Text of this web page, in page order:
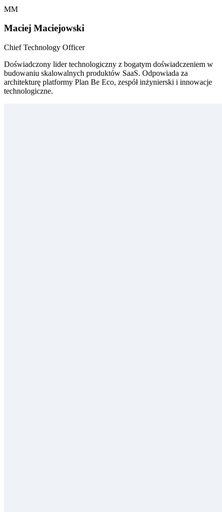
MM
Maciej Maciejowski
Chief Technology Officer
Doświadczony lider technologiczny z bogatym doświadczeniem w
budowaniu skalowalnych produktów SaaS. Odpowiada za
architekturę platformy Plan Be Eco, zespół inżynierski i innowacje
technologiczne.